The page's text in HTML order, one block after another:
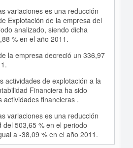
variaciones es una reducción
Explotación de la empresa del
analizado, siendo dicha
% en el año 2011.
la empresa decreció un 336,97
actividades de explotación a la
Financiera ha sido
actividades financieras .
variaciones es una reducción
del 503,65 % en el periodo
a -38,09 % en el año 2011.